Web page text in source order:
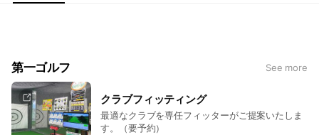
第一ゴルフ See more
クラブフィッティング
最適なクラブを専任フィッターがご提案いたしま
す。（要予約）